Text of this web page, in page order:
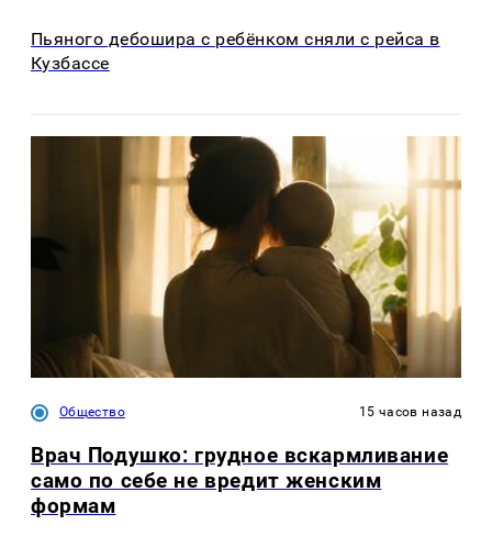
Пьяного дебошира с ребёнком сняли с рейса в
Кузбассе
Общество 15 часов назад
Врач Подушко: грудное вскармливание
само по себе не вредит женским
формам